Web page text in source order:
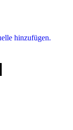
hinzufügen.